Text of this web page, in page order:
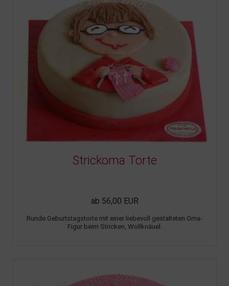
Strickoma Torte
ab 56,00 EUR
Runde Geburtstagstorte mit einer liebevoll gestalteten Oma-
Figur beim Stricken, Wollknäuel.